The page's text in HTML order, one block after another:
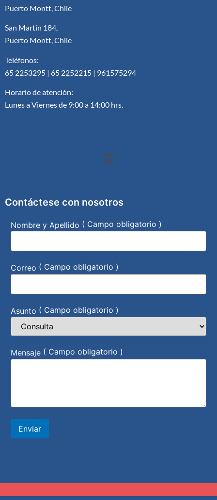
Puerto Montt, Chile
San Martín 184,
Puerto Montt, Chile
Teléfonos:
65 2253295 | 65 2252215 | 961575294
Horario de atención:
Lunes a Viernes de 9:00 a 14:00 hrs.
Contáctese con nosotros
Nombre y Apellido ( Campo obligatorio )
Correo ( Campo obligatorio )
Asunto ( Campo obligatorio )
Mensaje ( Campo obligatorio )
Enviar